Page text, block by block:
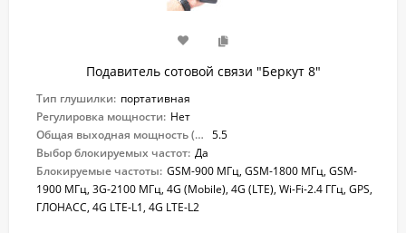
Подавитель сотовой связи "Беркут 8"
Тип глушилки: портативная
Регулировка мощности: Нет
Общая выходная мощность (Вт): 5.5
Выбор блокируемых частот: Да
Блокируемые частоты: GSM-900 МГц, GSM-1800 МГц, GSM-
1900 МГц, 3G-2100 МГц, 4G (Mobile), 4G (LTE), Wi-Fi-2.4 ГГц, GPS,
ГЛОНАСС, 4G LTE-L1, 4G LTE-L2